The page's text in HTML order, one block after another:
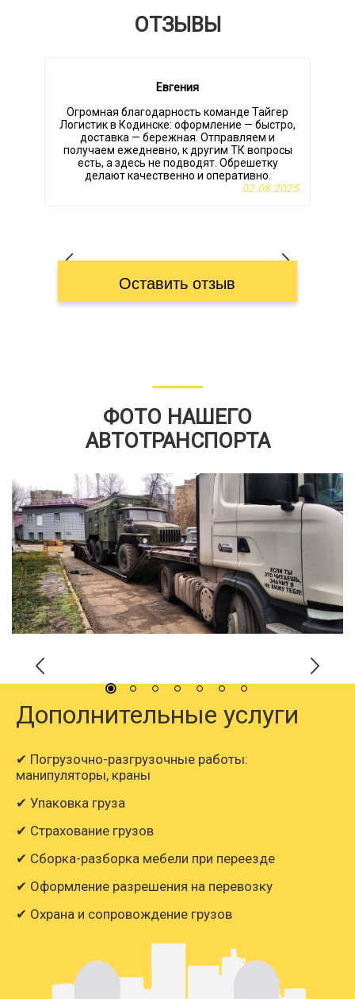
ОТЗЫВЫ
Евгения
Огромная благодарность команде Тайгер
Логистик в Кодинске: оформление — быстро,
доставка — бережная. Отправляем и
получаем ежедневно, к другим ТК вопросы
есть, а здесь не подводят. Обрешетку
делают качественно и оперативно.
02.08.2025
Оставить отзыв
ФОТО НАШЕГО
АВТОТРАНСПОРТА
Дополнительные услуги
✔ Погрузочно-разгрузочные работы:
манипуляторы, краны
✔ Упаковка груза
✔ Страхование грузов
✔ Сборка-разборка мебели при переезде
✔ Оформление разрешения на перевозку
✔ Охрана и сопровождение грузов